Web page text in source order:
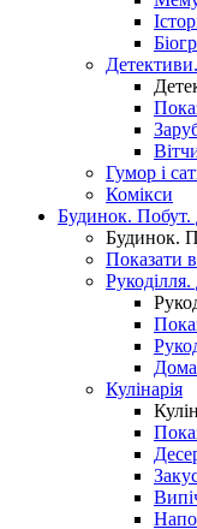
Гумор і
Комікси
Будинок. Побут.
Будинок.
Показати
Кулінарія